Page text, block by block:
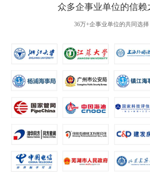
众多企事业单位的信赖
36万+企事业单位的共同选择